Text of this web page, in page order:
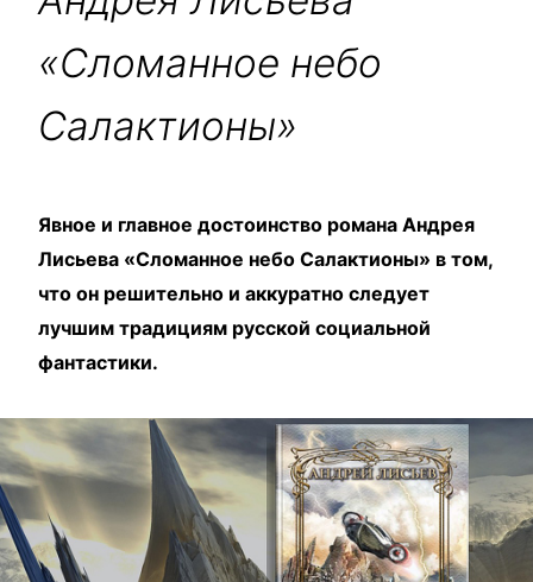
«Сломанное небо
Салактионы»
Явное и главное достоинство романа Андрея
Лисьева «Сломанное небо Салактионы» в том,
что он решительно и аккуратно следует
лучшим традициям русской социальной
фантастики.